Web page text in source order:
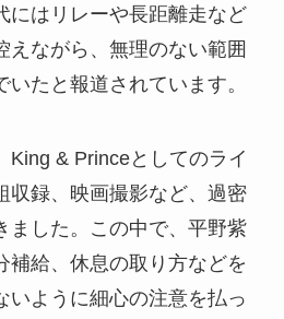
にはリレーや長距離走など
えながら、無理のない範囲
たと報道されています。
King & Princeとしてのライ
収録、映画撮影など、過密
ました。この中で、平野紫
補給、休息の取り方などを
いように細心の注意を払っ